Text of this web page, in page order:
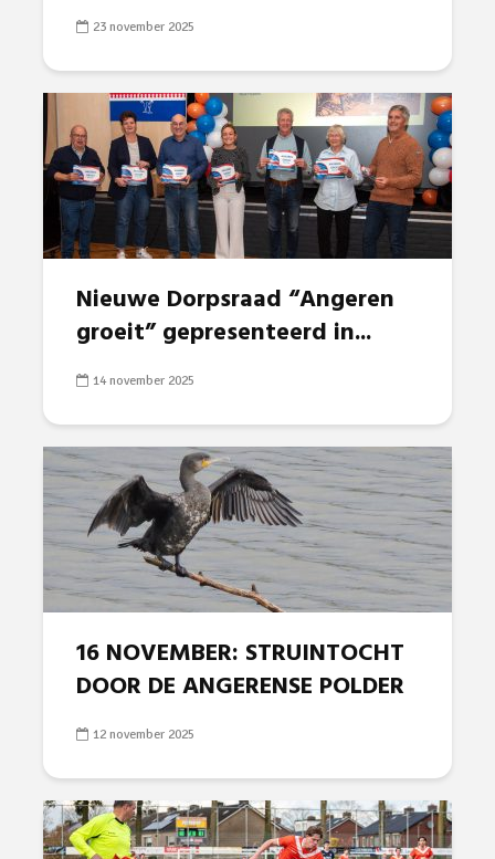
23 november 2025
Nieuwe Dorpsraad “Angeren
groeit” gepresenteerd in...
14 november 2025
16 NOVEMBER: STRUINTOCHT
DOOR DE ANGERENSE POLDER
12 november 2025